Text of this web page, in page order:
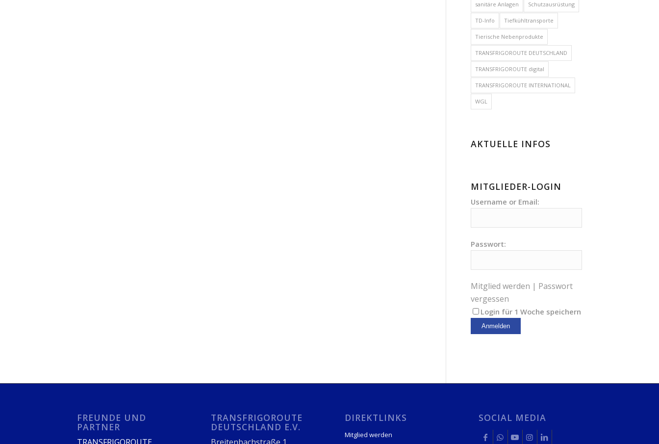
sanitäre Anlagen Schutzausrüstung
TD-Info Tiefkühltransporte
Tierische Nebenprodukte
TRANSFRIGOROUTE DEUTSCHLAND
TRANSFRIGOROUTE digital
TRANSFRIGOROUTE INTERNATIONAL
WGL
AKTUELLE INFOS
MITGLIEDER-LOGIN
Username or Email:
Passwort:
Mitglied werden | Passwort
vergessen
Login für 1 Woche speichern
FREUNDE UND
PARTNER
TRANSFRIGOROUTE
DEUTSCHLAND E.V.
DIREKTLINKS
Mitglied werden
SOCIAL MEDIA